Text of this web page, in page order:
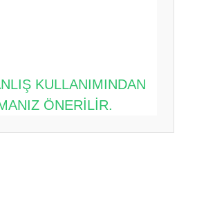
KULLANIMINDAN
ÖNERİLİR.